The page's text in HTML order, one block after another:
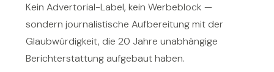
Kein Advertorial-Label, kein Werbeblock —
sondern journalistische Aufbereitung mit der
Glaubwürdigkeit, die 20 Jahre unabhängige
Berichterstattung aufgebaut haben.